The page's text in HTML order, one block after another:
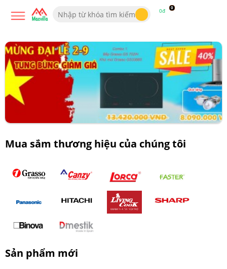
0
0đ
Mua sắm thương hiệu của chúng tôi
Sản phẩm mới